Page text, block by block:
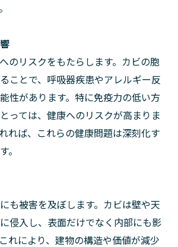
のリスクをもたらします。カビの胞
ことで、呼吸器疾患やアレルギー反
性があります。特に免疫力の低い方
っては、健康へのリスクが高まりま
れば、これらの健康問題は深刻化す
。
も被害を及ぼします。カビは壁や天
侵入し、表面だけでなく内部にも影
れにより、建物の構造や価値が減少